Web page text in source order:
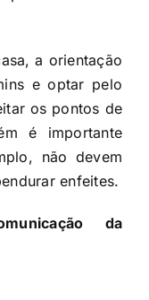
a orientação
e optar pelo
os pontos de
é importante
não devem
enfeites.
da